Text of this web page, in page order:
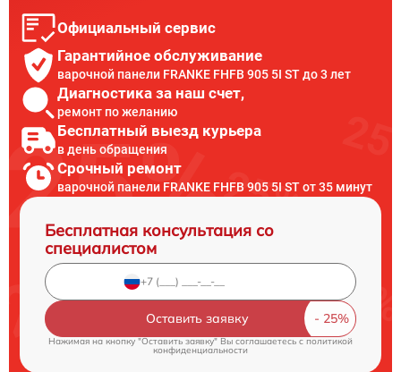
Официальный сервис
Гарантийное обслуживание
варочной панели FRANKE FHFB 905 5I ST до 3 лет
Диагностика за наш счет,
ремонт по желанию
Бесплатный выезд курьера
в день обращения
Срочный ремонт
варочной панели FRANKE FHFB 905 5I ST от 35 минут
Бесплатная консультация со
специалистом
Оставить заявку
Нажимая на кнопку "Оставить заявку" Вы соглашаетесь cполитикой
конфиденциальности